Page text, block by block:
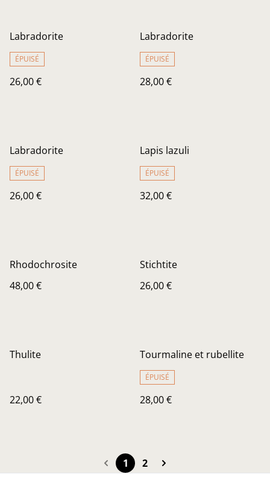
Labradorite
ÉPUISÉ
26,00 €
Labradorite
ÉPUISÉ
28,00 €
Labradorite
ÉPUISÉ
26,00 €
Lapis lazuli
ÉPUISÉ
32,00 €
Rhodochrosite
48,00 €
Stichtite
26,00 €
Thulite
22,00 €
Tourmaline et rubellite
ÉPUISÉ
28,00 €
1 2